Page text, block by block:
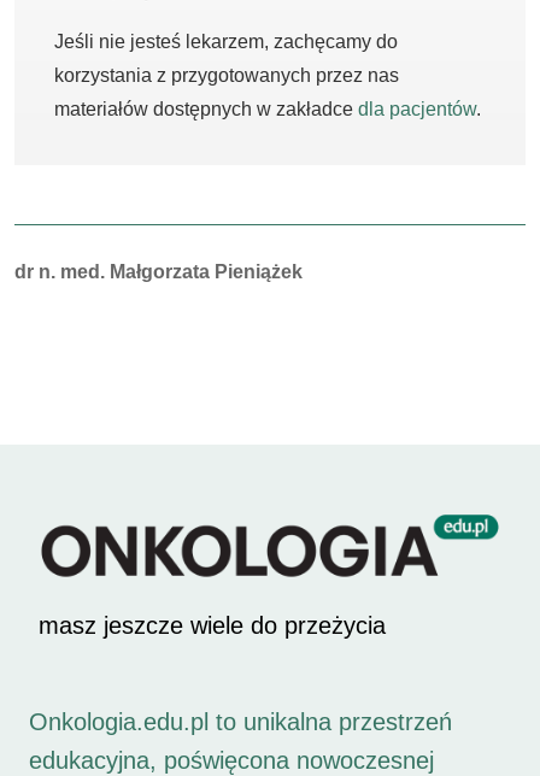
Jeśli nie jesteś lekarzem, zachęcamy do
korzystania z przygotowanych przez nas
materiałów dostępnych w zakładce dla pacjentów.
Autorzy:
dr n. med. Małgorzata Pieniążek
masz jeszcze wiele do przeżycia
Onkologia.edu.pl to unikalna przestrzeń
edukacyjna, poświęcona nowoczesnej